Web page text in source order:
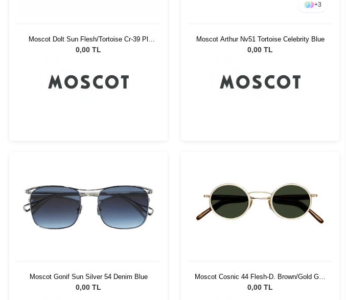
Moscot Dolt Sun Flesh/Tortoise Cr-39 Pl
G15
0,00 TL
+3
Moscot Arthur Nv51 Tortoise Celebrity Blue
0,00 TL
Moscot Gonif Sun Silver 54 Denim Blue
0,00 TL
Moscot Cosnic 44 Flesh-D. Brown/Gold G15
Pln
0,00 TL